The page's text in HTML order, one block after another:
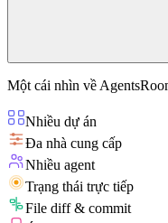
Một cái nhìn về
Nhiều dự án
Đa nhà cung cấp
Nhiều agent
Trạng thái trực tiếp
File diff & commit